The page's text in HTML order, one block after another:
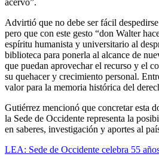
Advirtió que no debe ser fácil
pero que con este gesto “don Walter
espíritu humanista y universitario al
biblioteca para ponerla al alcance de
que puedan aprovechar el recurso y el
su quehacer y crecimiento personal.
valor para la memoria histórica del
Gutiérrez mencionó que concretar esta
la Sede de Occidente representa la
en saberes, investigación y aportes al
LEA: Sede de Occidente celebra 55